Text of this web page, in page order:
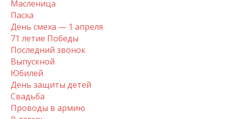
Масленица
Пасха
День смеха — 1 апреля
71 летие Победы
Последний звонок
Выпускной
Юбилей
День защиты детей
Свадьба
Проводы в армию